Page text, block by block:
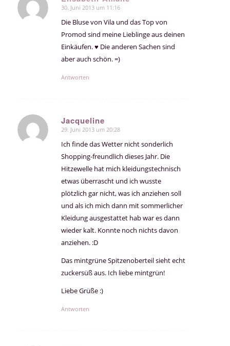
sagte:
30. Juni 2013 um 11:16
Die Bluse von Vila und das Top von
Promod sind meine Lieblinge aus deinen
Einkäufen. ♥ Die anderen Sachen sind
aber auch schön. =)
Antworten
Jacqueline
sagte:
29. Juni 2013 um 20:28
Ich finde das Wetter nicht sonderlich
Shopping-freundlich dieses Jahr. Die
Hitzewelle hat mich kleidungstechnisch
etwas überrascht und ich wusste
plötzlich gar nicht, was ich anziehen soll
und als ich mich dann mit sommerlicher
Kleidung ausgestattet hab war es dann
wieder kalt. Konnte noch nichts davon
anziehen. :D
Das mintgrüne Spitzenoberteil sieht echt
zuckersüß aus. Ich liebe mintgrün!
Liebe Grüße :)
Antworten